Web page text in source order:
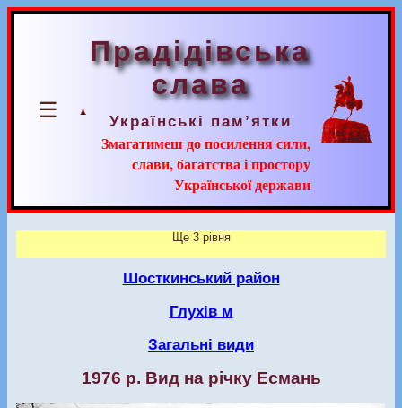
☰
Прадідівська
слава
Українські пам’ятки
Змагатимеш до посилення сили,
слави, багатства і простору
Української держави
Ще 3 рівня
Шосткинський район
Глухів м
Загальні види
1976 р. Вид на річку Есмань